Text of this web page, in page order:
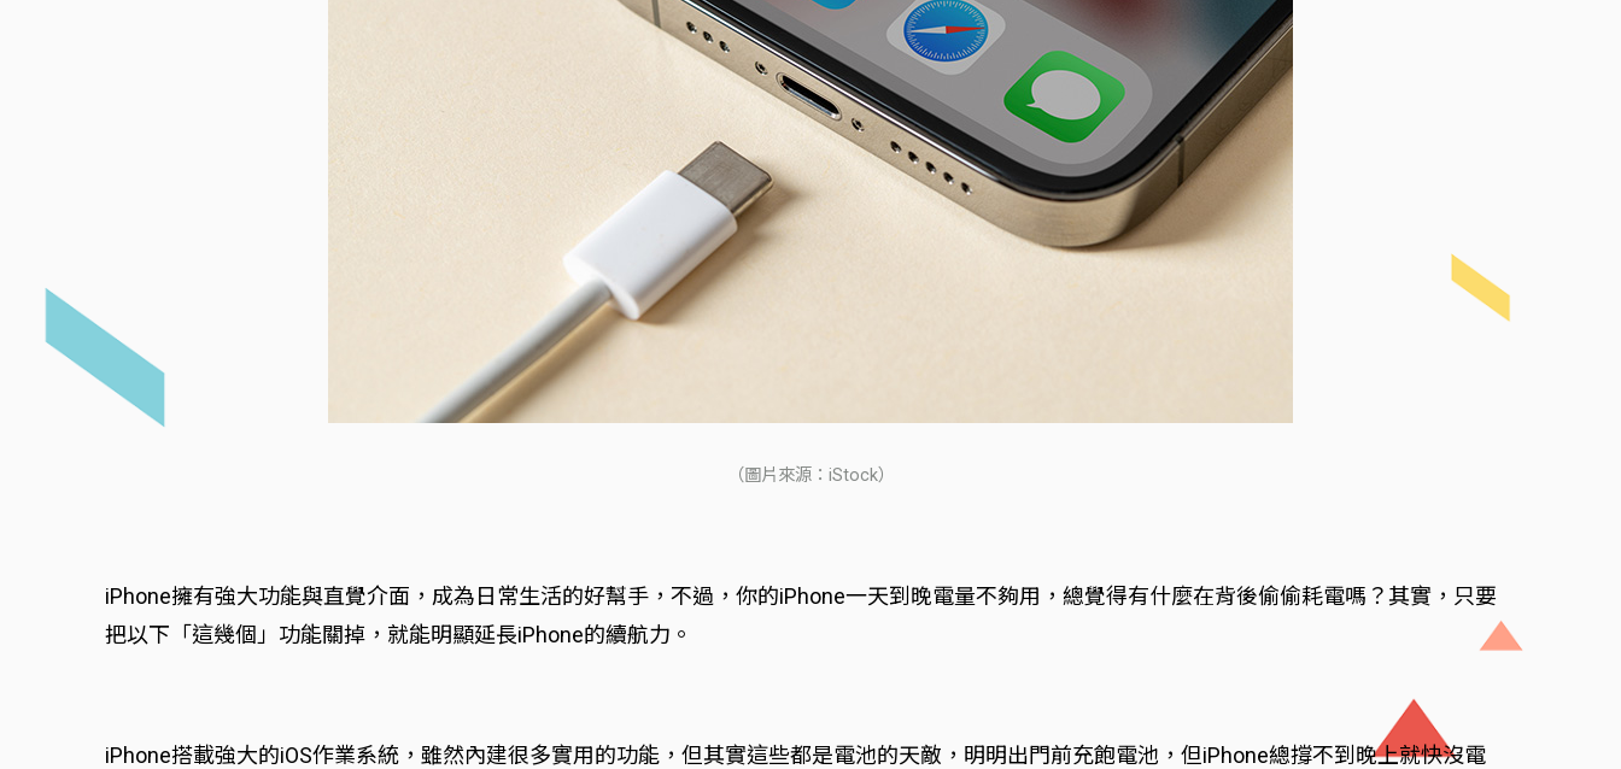
（圖片來源：iStock）
iPhone擁有強大功能與直覺介面，成為日常生活的好幫手，不過，你的iPhone一天到晚電量不夠用，總覺得有什麼在背後偷偷耗電嗎？其實，只要
把以下「這幾個」功能關掉，就能明顯延長iPhone的續航力。
iPhone搭載強大的iOS作業系統，雖然內建很多實用的功能，但其實這些都是電池的天敵，明明出門前充飽電池，但iPhone總撐不到晚上就快沒電